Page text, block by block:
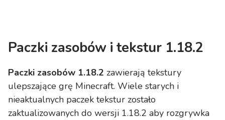
Paczki zasobów i tekstur 1.18.2
Paczki zasobów 1.18.2 zawierają tekstury
ulepszające grę Minecraft. Wiele starych i
nieaktualnych paczek tekstur zostało
zaktualizowanych do wersji 1.18.2 aby rozgrywka